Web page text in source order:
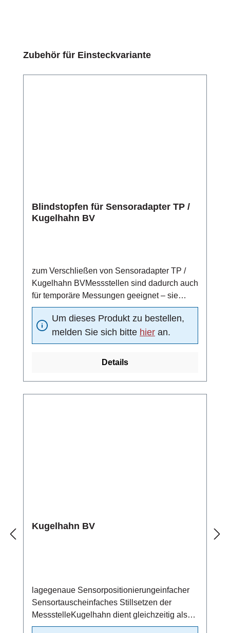
Produktgalerie überspringen
Zubehör für Einsteckvariante
Blindstopfen für Sensoradapter TP /
Kugelhahn BV
zum Verschließen von Sensoradapter TP /
Kugelhahn BVMessstellen sind dadurch auch
für temporäre Messungen geeignet – sie
können nach einem Messzyklus durch einen
Blindstopfen verschlossen werdenmit O-Ring
Um dieses Produkt zu bestellen,
melden Sie sich bitte hier an.
Details
Kugelhahn BV
lagegenaue Sensorpositionierungeinfacher
Sensortauscheinfaches Stillsetzen der
MessstelleKugelhahn dient gleichzeitig als
Absperrventil/beidseitig dichtendMaterial